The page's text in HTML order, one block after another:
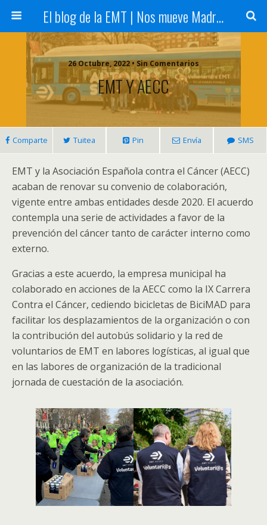
El blog de la EMT | Nos mueve Madrid
26 Octubre, 2022 • Sin Comentarios
EMT Y AECC
Comparte Tuitea Pin Envía SMS
EMT y la Asociación Española contra el Cáncer (AECC)
acaban de renovar su convenio de colaboración,
vigente entre ambas entidades desde 2020. El acuerdo
contempla una serie de actividades a favor de la
prevención del cáncer tanto de carácter interno como
externo.
Gracias a este acuerdo, la empresa municipal ha
colaborado en acciones de la AECC como la IX Carrera
Contra el Cáncer, cediendo bicicletas de BiciMAD para
facilitar los desplazamientos de la organización o con
la contribución del autobús solidario y la red de
voluntarios de EMT en labores logísticas, al igual que
en las labores de organización de la tradicional
jornada de cuestación de la asociación.